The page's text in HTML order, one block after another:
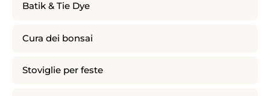
Batik & Tie Dye
Cura dei bonsai
Stoviglie per feste